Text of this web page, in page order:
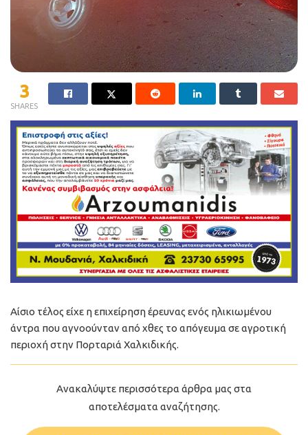
3
SHARES
Αίσιο τέλος είχε η επιχείρηση έρευνας ενός ηλικιωμένου
άντρα που αγνοούνταν από χθες το απόγευμα σε αγροτική
περιοχή στην Πορταριά Χαλκιδικής.
Ανακαλύψτε περισσότερα άρθρα μας στα
αποτελέσματα αναζήτησης.